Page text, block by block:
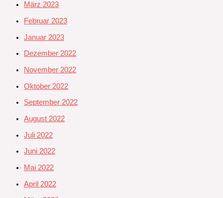
März 2023
Februar 2023
Januar 2023
Dezember 2022
November 2022
Oktober 2022
September 2022
August 2022
Juli 2022
Juni 2022
Mai 2022
April 2022